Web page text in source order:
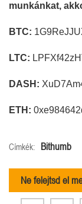
munkánkat,
BTC:
LTC:
DASH:
ETH:
Címkék: Bithumb
Ne felejtsd el